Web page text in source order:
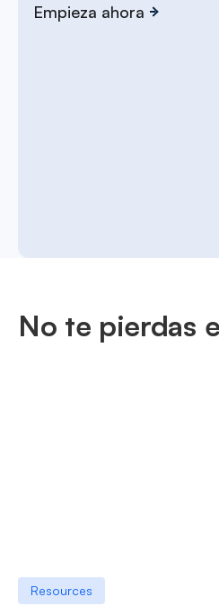
Empieza ahora
No te pierdas
Resources